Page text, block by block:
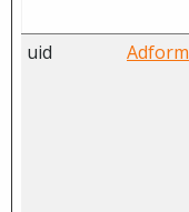
uid Adform